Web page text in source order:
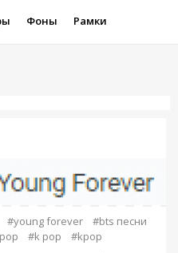
Фоны Рамки
#young forever
#bts песни
#k pop #kpop